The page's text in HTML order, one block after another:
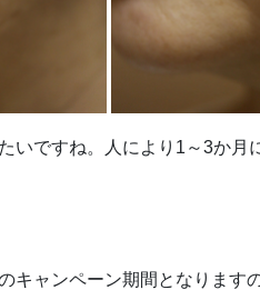
いですね。人により1～3か
キャンペーン期間となります